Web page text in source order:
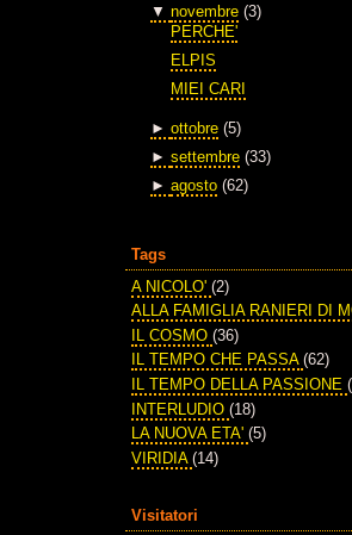
▼ novembre (3)
PERCHE'
ELPIS
MIEI CARI
► ottobre (5)
► settembre (33)
► agosto (62)
Tags
A NICOLO' (2)
ALLA FAMIGLIA RANIERI DI
IL COSMO (36)
IL TEMPO CHE PASSA (62)
IL TEMPO DELLA PASSIONE
INTERLUDIO (18)
LA NUOVA ETA' (5)
VIRIDIA (14)
Visitatori